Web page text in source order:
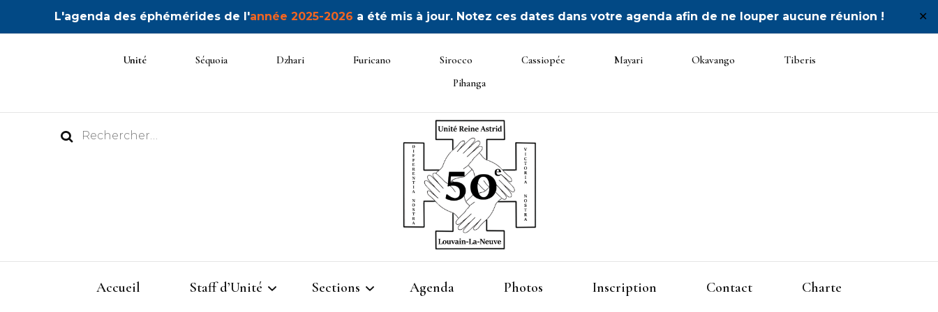
L'agenda des éphémérides de l'année 2025-2026 a été mis à jour. Notez ces dates dans votre agenda afin de ne louper aucune réunion ! ✕
Unité Séquoia Dzhari Furicano Sirocco Cassiopée Mayari Okavango
Tiberis
Pihanga
Rechercher :
50ème Unité
Accueil Staff d’Unité Sections Agenda Photos Inscription Contact Charte